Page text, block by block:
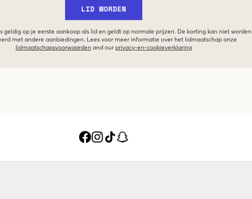
LID WORDEN
geldig op je eerste aankoop als lid en geldt op normale prijzen. De korting kan niet worden
met andere aanbiedingen. Lees voor meer informatie over het lidmaatschap onze
lidmaatschapsvoorwaarden and our privacy-en-cookieverklaring